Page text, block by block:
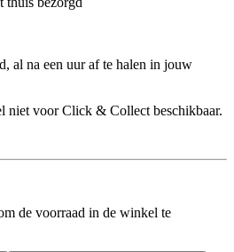
al na een uur af te halen in jouw
niet voor Click & Collect beschikbaar.
de voorraad in de winkel te